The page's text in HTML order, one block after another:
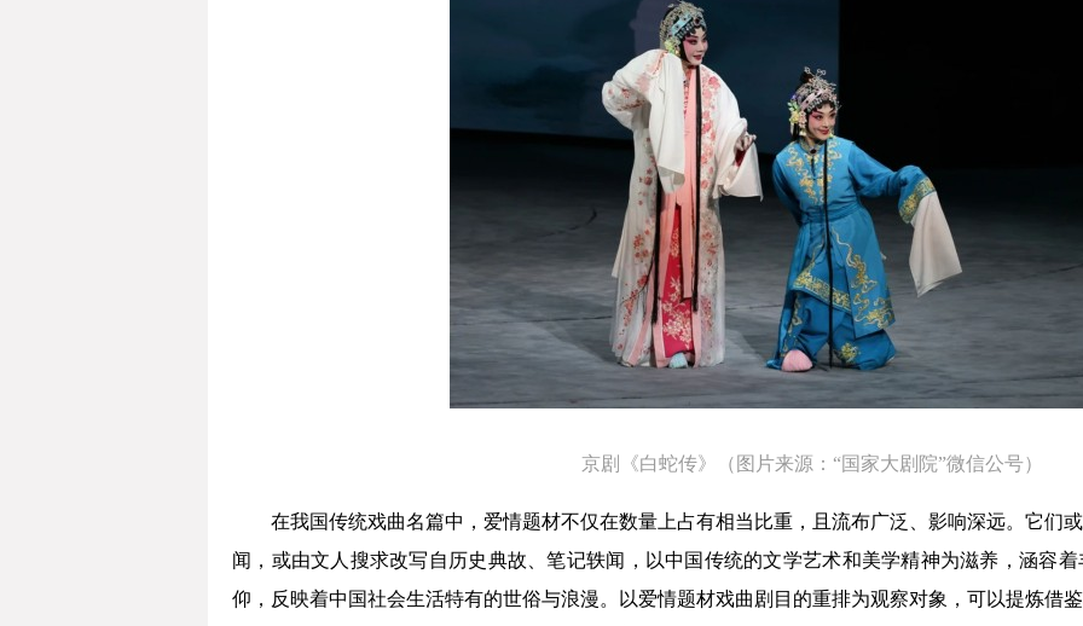
京剧《白蛇传》（图片来源：“国家大剧院”微信公号）
在我国传统戏曲名篇中，爱情题材不仅在数量上占有相当比重，且流布广泛、影响深远。它们
闻，或由文人搜求改写自历史典故、笔记轶闻，以中国传统的文学艺术和美学精神为滋养，涵容
仰，反映着中国社会生活特有的世俗与浪漫。以爱情题材戏曲剧目的重排为观察对象，可以提炼借